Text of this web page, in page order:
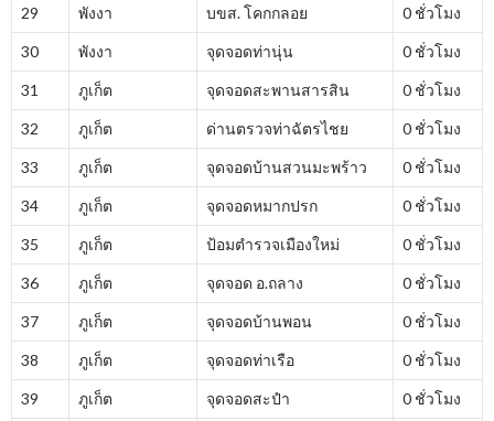
29 พังงา บขส. โคกกลอย 0 ชั่วโมง
30 พังงา จุดจอดท่านุ่น 0 ชั่วโมง
31 ภูเก็ต จุดจอดสะพานสารสิน 0 ชั่วโมง
32 ภูเก็ต ด่านตรวจท่าฉัตรไชย 0 ชั่วโมง
33 ภูเก็ต จุดจอดบ้านสวนมะพร้าว 0 ชั่วโมง
34 ภูเก็ต จุดจอดหมากปรก 0 ชั่วโมง
35 ภูเก็ต ป้อมตำรวจเมืองใหม่ 0 ชั่วโมง
36 ภูเก็ต จุดจอด อ.ถลาง 0 ชั่วโมง
37 ภูเก็ต จุดจอดบ้านพอน 0 ชั่วโมง
38 ภูเก็ต จุดจอดท่าเรือ 0 ชั่วโมง
39 ภูเก็ต จุดจอดสะปำ 0 ชั่วโมง